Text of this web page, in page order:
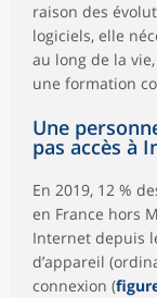
raison des
logiciels, elle
au long de la
une formation
Une
pas accès à
En 2019, 12 %
en France hors
Internet depuis
d’appareil
connexion (